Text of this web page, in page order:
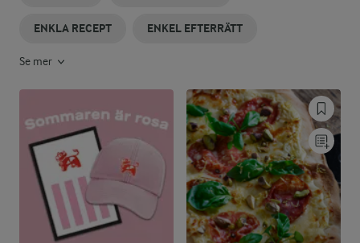
ENKLA RECEPT ENKEL EFTERRÄTT
Se mer